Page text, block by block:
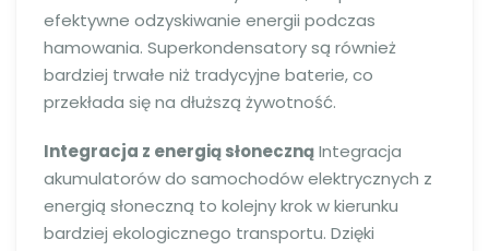
efektywne odzyskiwanie energii podczas
hamowania. Superkondensatory są również
bardziej trwałe niż tradycyjne baterie, co
przekłada się na dłuższą żywotność.
Integracja z energią słonecznąIntegracja
akumulatorów do samochodów elektrycznych z
energią słoneczną to kolejny krok w kierunku
bardziej ekologicznego transportu. Dzięki